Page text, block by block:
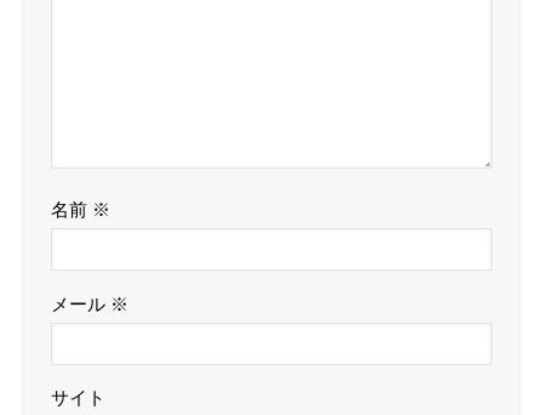
名前 ※
メール ※
サイト